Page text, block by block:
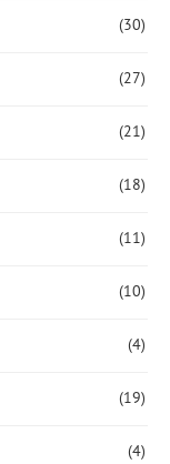
(30)
(27)
(21)
(18)
(11)
(10)
(4)
(19)
(4)